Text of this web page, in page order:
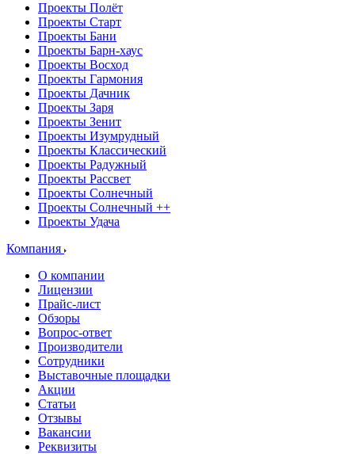
Проекты Полёт
Проекты Старт
Проекты Бани
Проекты Барн-хаус
Проекты Восход
Проекты Гармония
Проекты Дачник
Проекты Заря
Проекты Зенит
Проекты Изумрудный
Проекты Классический
Проекты Радужный
Проекты Рассвет
Проекты Солнечный
Проекты Солнечный ++
Проекты Удача
Компания
О компании
Лицензии
Прайс-лист
Обзоры
Вопрос-ответ
Производители
Сотрудники
Выставочные площадки
Акции
Статьи
Отзывы
Вакансии
Реквизиты